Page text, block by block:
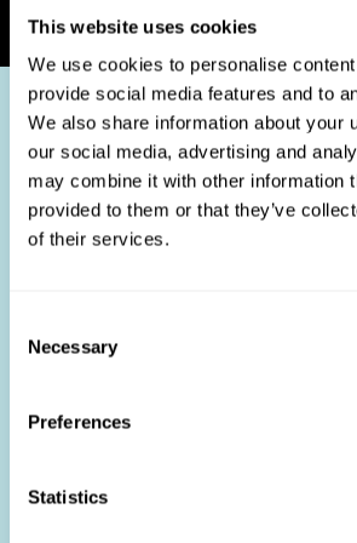
This website uses cookies
We use cookies to personalise
provide social media features and to
We also share information about your
our social media, advertising and
may combine it with other information
provided to them or that they’ve
of their services.
Selection
Necessary
Preferences
Statistics
Kto korzysta?
Stosowanie testów dopasowania do
jest częścią kompleksowej strategii
dostarczenie obiektywnych danych,
podejmowanie lepszych decyzji o